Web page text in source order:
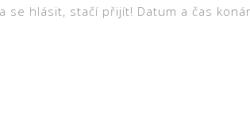
hlásit, stačí přijít! Datum a čas